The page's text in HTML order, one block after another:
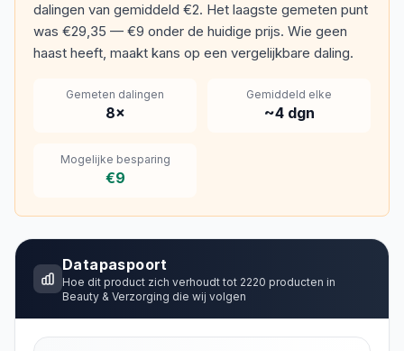
dalingen van gemiddeld €2. Het laagste gemeten punt
was €29,35 — €9 onder de huidige prijs. Wie geen
haast heeft, maakt kans op een vergelijkbare daling.
Gemeten dalingen
8×
Gemiddeld elke
~4dgn
Mogelijke besparing
€9
Datapaspoort
Hoe dit product zich verhoudt tot 2220 producten in
Beauty & Verzorging die wij volgen